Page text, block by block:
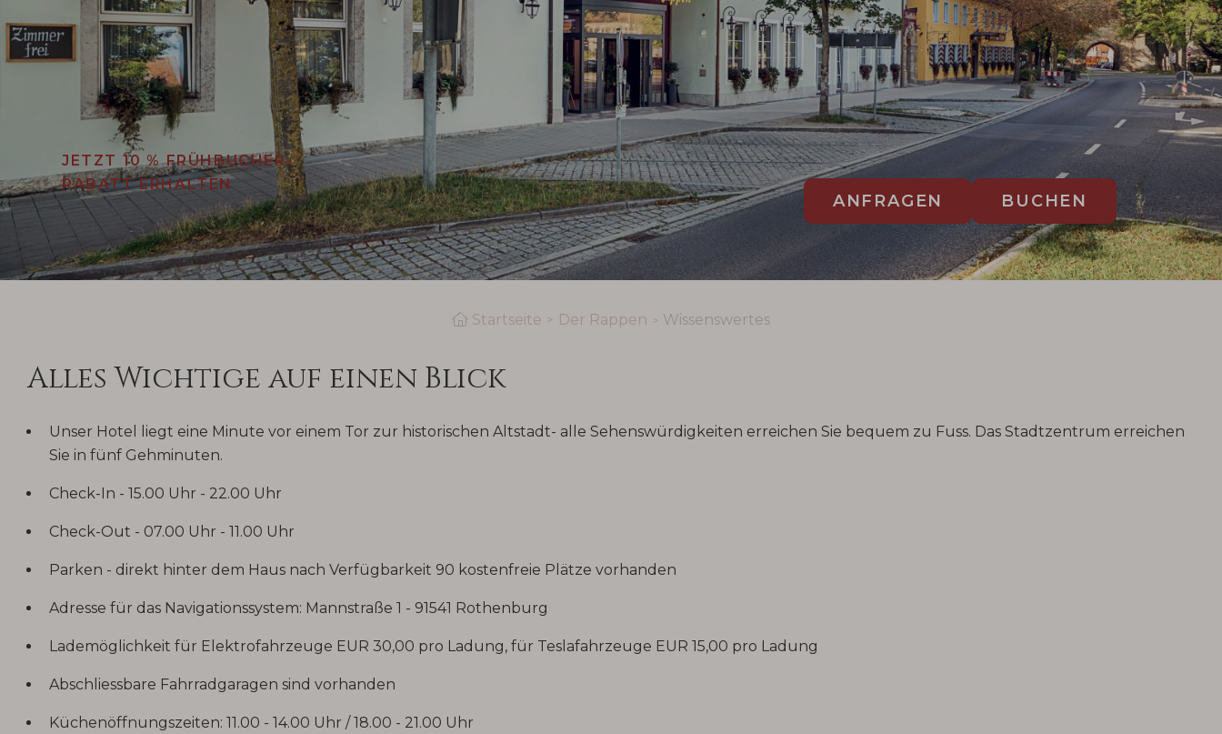
ANFRAGEN BUCHEN
JETZT 10 % FRÜHBUCHER-
RABATT ERHALTEN
Startseite Der Rappen Wissenswertes
Alles Wichtige auf einen Blick
Unser Hotel liegt eine Minute vor einem Tor zur historischen Altstadt- alle Sehenswürdigkeiten erreichen Sie bequem zu Fuss. Das Stadtzentrum erreichen
Sie in fünf Gehminuten.
Check-In - 15.00 Uhr - 22.00 Uhr
Check-Out - 07.00 Uhr - 11.00 Uhr
Parken - direkt hinter dem Haus nach Verfügbarkeit 90 kostenfreie Plätze vorhanden
Adresse für das Navigationssystem: Mannstraße 1 - 91541 Rothenburg
Lademöglichkeit für Elektrofahrzeuge EUR 30,00 pro Ladung, für Teslafahrzeuge EUR 15,00 pro Ladung
Abschliessbare Fahrradgaragen sind vorhanden
Küchenöffnungszeiten: 11.00 - 14.00 Uhr / 18.00 - 21.00 Uhr